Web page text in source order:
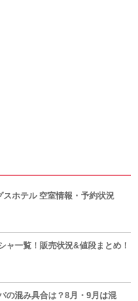
スホテル 空室情報・予約状況
ャ一覧！販売状況&値段まとめ！
の混み具合は？8月・9月は混